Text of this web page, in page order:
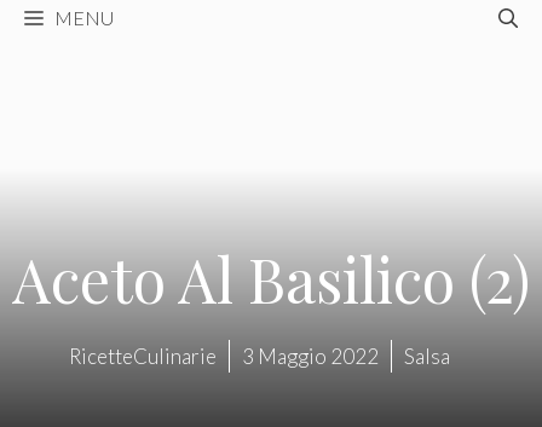
MENU
Aceto Al Basilico (2)
RicetteCulinarie 3 Maggio 2022 Salsa